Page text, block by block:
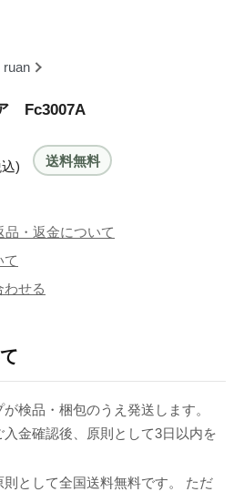
ruan
Fc3007A
) 送料無料
品・返金について
て
わせる
検品・梱包のうえ発送します。
金確認後、原則として3日以内を
として全国送料無料です。 ただ